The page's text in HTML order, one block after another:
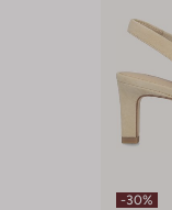
-30%